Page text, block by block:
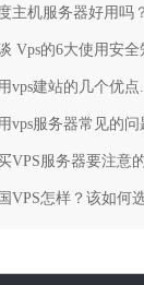
主机服务器好用吗
Vps的6大使用安全
vps建站的几个优点
vps服务器常见的
VPS服务器要注意
VPS怎样？该如何